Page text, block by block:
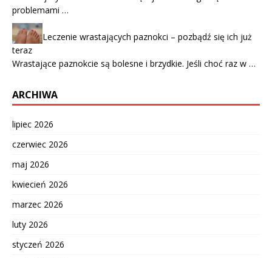
problemami …
Leczenie wrastających paznokci – pozbądź się ich już
teraz
Wrastające paznokcie są bolesne i brzydkie. Jeśli choć raz w …
ARCHIWA
lipiec 2026
czerwiec 2026
maj 2026
kwiecień 2026
marzec 2026
luty 2026
styczeń 2026